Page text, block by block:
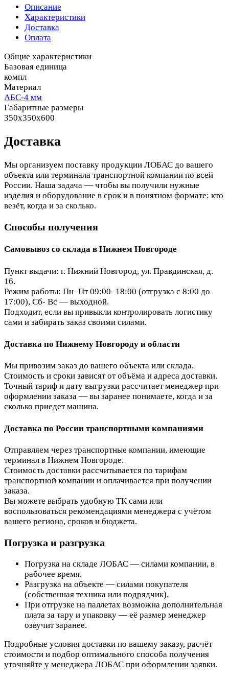
Описание
Характеристики
Доставка
Оплата
Общие характеристики
Базовая единица
компл
Материал
АБС-4 мм
Габаритные размеры
350x350x600
Доставка
Мы организуем поставку продукции ЛОБАС до вашего
объекта или терминала транспортной компании по всей
России. Наша задача — чтобы вы получили нужные
изделия и оборудование в срок и в понятном формате: кто
везёт, когда и за сколько.
Способы получения
Самовывоз со склада в Нижнем Новгороде
Пункт выдачи: г. Нижний Новгород, ул. Правдинская, д.
16.
Режим работы: Пн–Пт 09:00–18:00 (отгрузка с 8:00 до
17:00), Сб- Вс — выходной.
Подходит, если вы привыкли контролировать логистику
сами и забирать заказ своими силами.
Доставка по Нижнему Новгороду и области
Мы привозим заказ до вашего объекта или склада.
Стоимость и сроки зависят от объёма и адреса доставки.
Точный тариф и дату выгрузки рассчитает менеджер при
оформлении заказа — вы заранее понимаете, когда и за
сколько приедет машина.
Доставка по России транспортными компаниями
Отправляем через транспортные компании, имеющие
терминал в Нижнем Новгороде.
Стоимость доставки рассчитывается по тарифам
транспортной компании и оплачивается при получении
заказа.
Вы можете выбрать удобную ТК сами или
воспользоваться рекомендациями менеджера с учётом
вашего региона, сроков и бюджета.
Погрузка и разгрузка
Погрузка на складе ЛОБАС — силами компании, в
рабочее время.
Разгрузка на объекте — силами покупателя
(собственная техника или подрядчик).
При отгрузке на паллетах возможна дополнительная
плата за тару и упаковку — её размер менеджер
озвучит заранее.
Подробные условия доставки по вашему заказу, расчёт
стоимости и подбор оптимального способа получения
уточняйте у менеджера ЛОБАС при оформлении заявки.